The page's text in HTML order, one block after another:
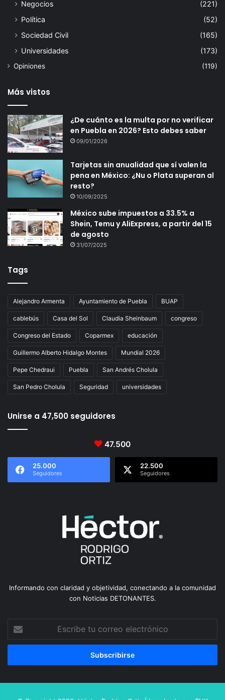
Negocios
(221)
Política
(52)
Sociedad Civil
(165)
Universidades
(173)
Opiniones (119)
Más vistos
¿De cuánto es la multa por no verificar
en Puebla en 2026? Esto debes saber
09/01/2026
Tarjetas sin anualidad que sí valen la
pena en México: ¿Nu o Plata superan al
resto?
10/09/2025
México sube impuestos a 33.5% a
Shein, Temu y AliExpress, a partir del 15
de agosto
31/07/2025
Tags
Alejandro Armenta Ayuntamiento de Puebla BUAP
cablebús Casa del Sol Claudia Sheinbaum congreso
Congreso del Estado Coparmex educación
Guillermo Alberto Hidalgo Montes Mundial 2026
Pepe Chedraui Puebla San Andrés Cholula
San Pedro Cholula Seguridad universidades
Unirse a 47,500 seguidores
47.500
25.000
Seguidores
22.500
Seguidores
Informando con claridad y objetividad, conectando a la comunidad
con Noticias DETONANTES.
tu
correo